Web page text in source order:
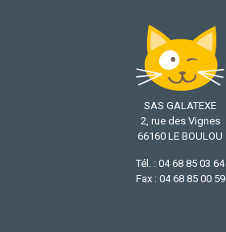
SAS GALATEXE
2, rue des Vignes
66160 LE BOULOU
Tél. : 04 68 85 03 64
Fax : 04 68 85 00 59